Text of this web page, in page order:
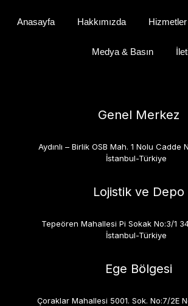
Anasayfa Hakkımızda Hizmetler
Medya & Basın
Genel Merkez
Aydınlı – Birlik OSB Mah. 1 Nolu Cadde
İstanbul-Türkiye
Lojistik ve Depo
Tepeören Mahallesi Pi Sokak No:3/1
İstanbul-Türkiye
Ege Bölgesi
Çoraklar Mahallesi 5001. Sok. No:7/2E